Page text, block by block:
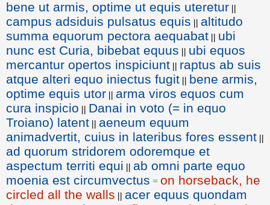
bene ut armis, optime ut equis uteretur ||
campus adsiduis pulsatus equis || altitudo
summa equorum pectora aequabat || ubi
nunc est Curia, bibebat equus || ubi equos
mercantur opertos inspiciunt || raptus ab suis
atque alteri equo iniectus fugit || bene armis,
optime equis utor || arma viros equos cum
cura inspicio || Danai in voto (= in equo
Troiano) latent || aeneum equum
animadvertit, cuius in lateribus fores essent ||
ad quorum stridorem odoremque et
aspectum territi equi || ab omni parte equo
moenia est circumvectus = on horseback, he
circled all the walls || acer equus quondam